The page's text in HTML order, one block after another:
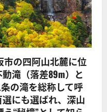
の四阿山北麓に位
滝（落差89m）と
の滝を総称して呼
にも選ばれ、深山